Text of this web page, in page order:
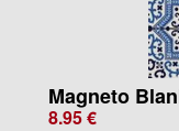
Magneto
8.95 €